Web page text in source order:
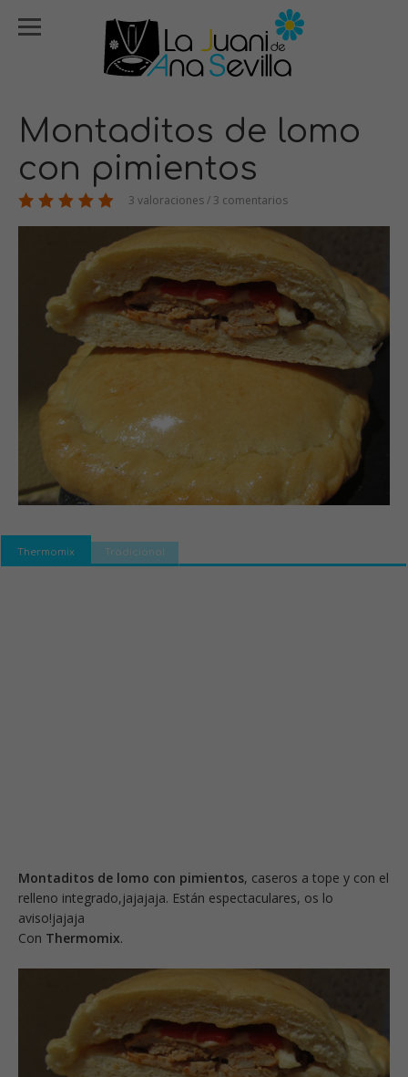
Montaditos de lomo
con pimientos
3 valoraciones / 3 comentarios
Thermomix Tradicional
Montaditos de lomo con pimientos, caseros a tope y con el
relleno integrado,jajajaja. Están espectaculares, os lo
aviso!jajaja
Con Thermomix.